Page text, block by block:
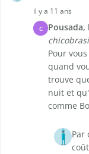
il y a 11 ans
C
Pour
quand
trouve
nuit et
comme
Par